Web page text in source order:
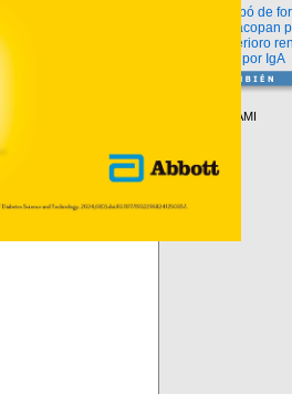
La FDA aprobó de
definitiva iptacopan
frenar el deterioro
la nefropatía por IgA
Descuentos PAMI